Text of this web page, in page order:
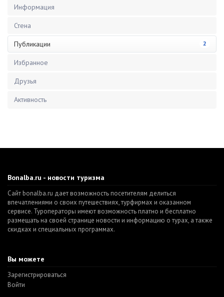
Информация
Стена
Публикации 2
Избранное
Друзья
Активность
Bonalba.ru - новости туризма
Сайт bonalba.ru дает возможность посетителям делиться
впечатлениями о своих путешествиях, турфирмах и оказанном
сервисе. Туроператоры имеют возможность платно и бесплатно
размещать на своей странице новости и информацию о турах, а также
скидках и специальных программах.
Вы можете
Зарегистрироваться
Войти